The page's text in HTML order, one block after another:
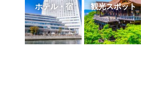
ホテル・宿 観光スポット